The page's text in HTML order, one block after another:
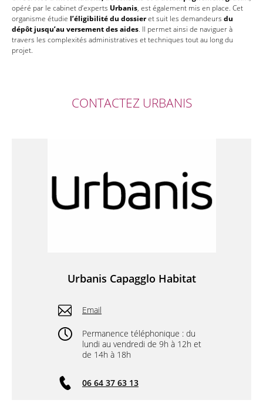
opéré par le cabinet d’experts Urbanis, est également mis en place. Cet
organisme étudie l’éligibilité du dossieret suit les demandeurs du
dépôt jusqu’au versement des aides. Il permet ainsi de naviguer à
travers les complexités administratives et techniques tout au long du
projet.
CONTACTEZ URBANIS
Urbanis Capagglo Habitat
Email
Permanence téléphonique : du
lundi au vendredi de 9h à 12h et
de 14h à 18h
06 64 37 63 13